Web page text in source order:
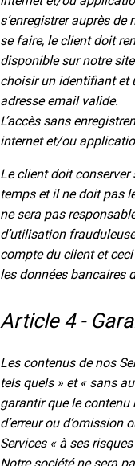
s’enregistrer auprès
se faire, le client doit
disponible sur notre
choisir un identifiant et
adresse email valide.
L’accès sans
internet et/ou
Le client doit
temps et il ne doit pas
ne sera pas
d’utilisation
compte du client et
les données bancaires
Article 4 -
Les contenus de nos
tels quels » et « sans
garantir que le
d’erreur ou d’omission
Services « à ses